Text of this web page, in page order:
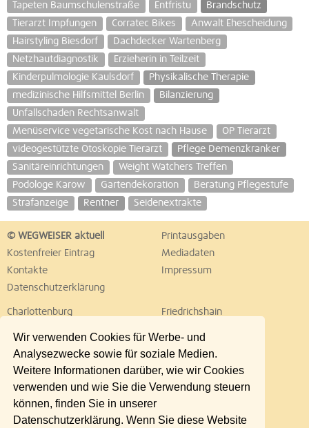
Wir verwenden Cookies für Werbe- und
Analysezwecke sowie für soziale Medien.
Weitere Informationen darüber, wie wir Cookies
verwenden und wie Sie die Verwendung steuern
können, finden Sie in unserer
Datenschutzerklärung. Wenn Sie diese Website
Tapeten Baumschulenstraße
Entfristu
Brandschutz
Tierarzt Impfungen
Corratec Bikes
Anwalt Ehescheidung
Hairstyling Biesdorf
Dachdecker Wartenberg
Netzhautdiagnostik
Erzieherin in Teilzeit
Kinderpulmologie Kaulsdorf
Physikalische Therapie
medizinische Hilfsmittel Berlin
Bilanzierung
Unfallschaden Rechtsanwalt
Menüservice vegetarische Kost nach Hause
OP Tierarzt
videogestützte Otoskopie Tierarzt
Pflege Demenzkranker
Sanitäreinrichtungen
Weight Watchers Treffen
Podologe Karow
Gartendekoration
Beratung Pflegestufe
Strafanzeige
Rentner Seidenextrakte
© WEGWEISER aktuell
Printausgaben
Kostenfreier Eintrag
Mediadaten
Kontakte
Impressum
Datenschutzerklärung
Charlottenburg
Friedrichshain
Lichtenberg
Marzahn
Neukölln
Pankow
Reinickendorf
Schöneberg